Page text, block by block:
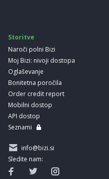
Storitve
Naroči polni Bizi
Moj Bizi: nivoji dostopa
Oglaševanje
Bonitetna poročila
Order credit report
Mobilni dostop
API dostop
Seznami
info@bizi.si
Sledite nam: